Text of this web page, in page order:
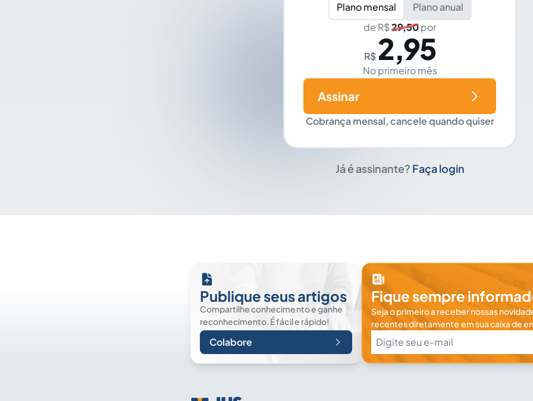
Plano mensal
Plano anual
de R$29,50por
R$ 2,95
No primeiro mês
Cobrança mensal, cancele quando quiser
Assinar
Já é assinante? Faça login
Publique seus artigos
Compartilhe conhecimento e ganhe
reconhecimento. É fácil e rápido!
Colabore
Fique sempre
Seja o primeiro a receber nossas
recentes diretamente em sua caixa de